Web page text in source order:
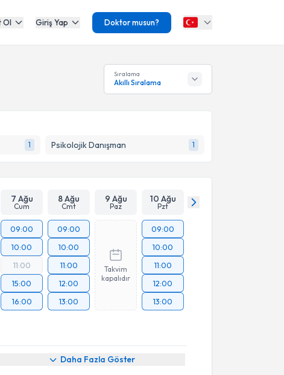
Ol Giriş Yap Doktor musun?
Sıralama
Akıllı Sıralama
1 Psikolojik Danışman 1
7 Ağu
Cum
8 Ağu
Cmt
9 Ağu
Paz
10 Ağu
Pzt
09:00
10:00
11:00
15:00
16:00
09:00
10:00
11:00
12:00
13:00
Takvim
kapalıdır
09:00
10:00
11:00
12:00
13:00
Daha Fazla Göster